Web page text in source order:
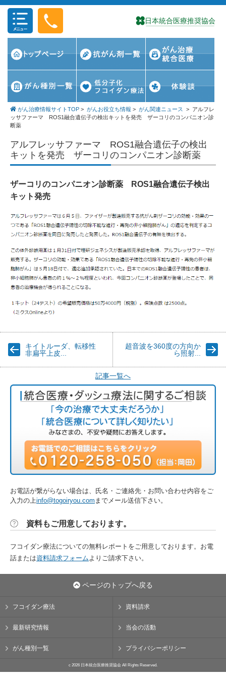
コンテンツに移動
がん治療情報サイトTOP >がんお役立ち情報 >がん関連ニュース > アルフレ
ッサファーマ ROS1融合遺伝子の検出キットを発売 ザーコリのコンパニオン診
断薬
アルフレッサファーマ ROS1融合遺伝子の検出
キットを発売 ザーコリのコンパニオン診断薬
ザーコリのコンパニオン診断薬 ROS1融合遺伝子検出
キット発売
キイトルーダ、転移性
非扁平上皮...
超音波を360度の方向か
ら照射...
記事一覧へ
お電話が繋がらない場合は、氏名・ご連絡先・お問い合わせ内容をご
入力の上info@togoiryou.com までメール送信下さい。
資料もご用意しております。
フコイダン療法についての無料レポートをご用意しております。お電
話または資料請求フォームよりご請求下さい。
ページのトップへ戻る
フコイダン療法 資料請求
最新研究情報 当会の活動
がん種別一覧 プライバシーポリシー
c 2026 日本統合医療推奨協会 All Rights Reserved.